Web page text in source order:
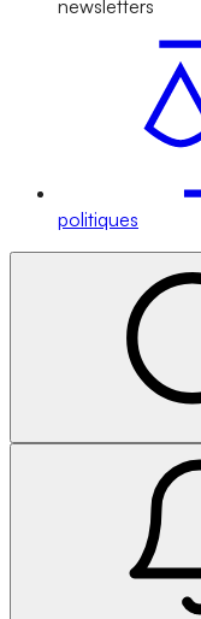
newsletters
politiques